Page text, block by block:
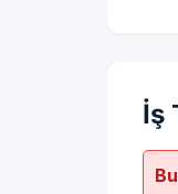
İş